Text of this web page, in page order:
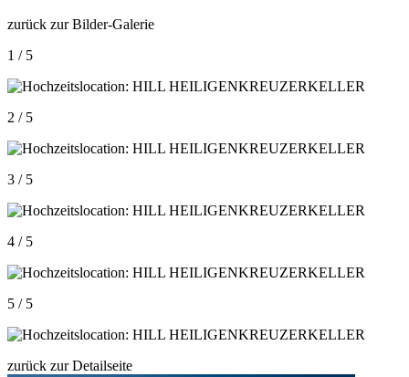
zurück zur Bilder-Galerie
1 / 5
2 / 5
3 / 5
4 / 5
5 / 5
zurück zur Detailseite